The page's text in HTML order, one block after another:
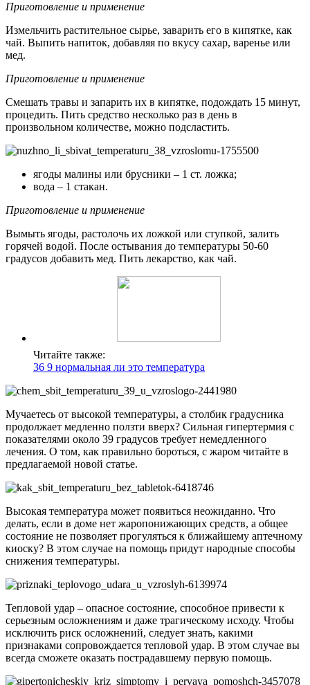
Приготовление и применение
Измельчить растительное сырье, заварить его в кипятке, как
чай. Выпить напиток, добавляя по вкусу сахар, варенье или
мед.
Приготовление и применение
Смешать травы и запарить их в кипятке, подождать 15 минут,
процедить. Пить средство несколько раз в день в
произвольном количестве, можно подсластить.
ягоды малины или брусники – 1 ст. ложка;
вода – 1 стакан.
Приготовление и применение
Вымыть ягоды, растолочь их ложкой или ступкой, залить
горячей водой. После остывания до температуры 50-60
градусов добавить мед. Пить лекарство, как чай.
Читайте также:
36 9 нормальная ли это температура
Мучаетесь от высокой температуры, а столбик градусника
продолжает медленно ползти вверх? Сильная гипертермия с
показателями около 39 градусов требует немедленного
лечения. О том, как правильно бороться, с жаром читайте в
предлагаемой новой статье.
Высокая температура может появиться неожиданно. Что
делать, если в доме нет жаропонижающих средств, а общее
состояние не позволяет прогуляться к ближайшему аптечному
киоску? В этом случае на помощь придут народные способы
снижения температуры.
Тепловой удар – опасное состояние, способное привести к
серьезным осложнениям и даже трагическому исходу. Чтобы
исключить риск осложнений, следует знать, какими
признаками сопровождается тепловой удар. В этом случае вы
всегда сможете оказать пострадавшему первую помощь.